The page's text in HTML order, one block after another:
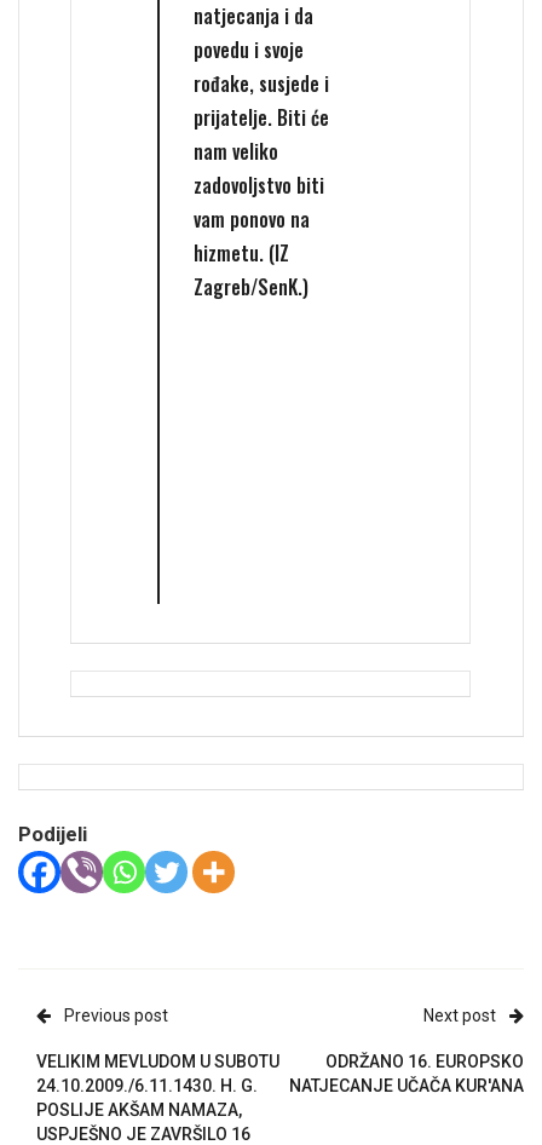
natjecanja i da
povedu i svoje
rođake, susjede i
prijatelje. Biti će
nam veliko
zadovoljstvo biti
vam ponovo na
hizmetu. (IZ
Zagreb/SenK.)
Podijeli
Previous post
VELIKIM MEVLUDOM U SUBOTU
24.10.2009./6.11.1430. H. G.
POSLIJE AKŠAM NAMAZA,
USPJEŠNO JE ZAVRŠILO 16
Next post
ODRŽANO 16. EUROPSKO
NATJECANJE UČAČA KUR'ANA